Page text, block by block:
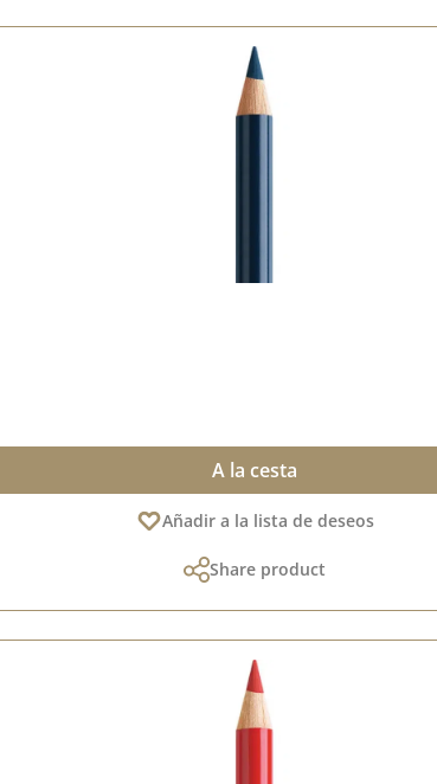
A la cesta
Añadir a la lista de deseos
Share product